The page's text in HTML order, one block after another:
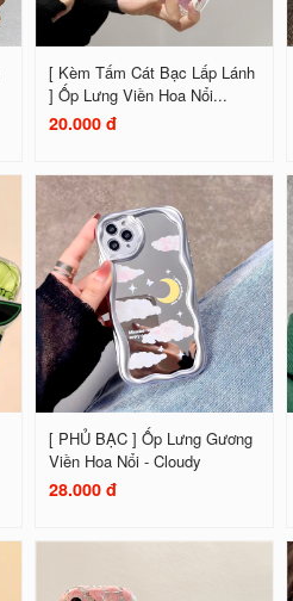
[ Kèm Tấm Cát Bạc Lấp Lánh
] Ốp Lưng Viền Hoa Nổi...
20.000 đ
[ PHỦ BẠC ] Ốp Lưng Gương
Viền Hoa Nổi - Cloudy
28.000 đ